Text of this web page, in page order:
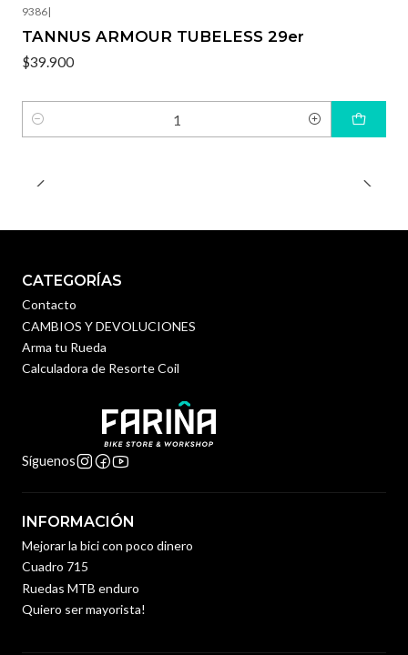
9386|
TANNUS ARMOUR TUBELESS 29er
$39.900
Cantidad
CATEGORÍAS
Contacto
CAMBIOS Y DEVOLUCIONES
Arma tu Rueda
Calculadora de Resorte Coil
Síguenos
INFORMACIÓN
Mejorar la bici con poco dinero
Cuadro 715
Ruedas MTB enduro
Quiero ser mayorista!